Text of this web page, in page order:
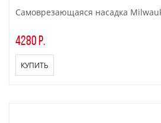
Самоврезающаяся насадка
4280 р.
КУПИТЬ